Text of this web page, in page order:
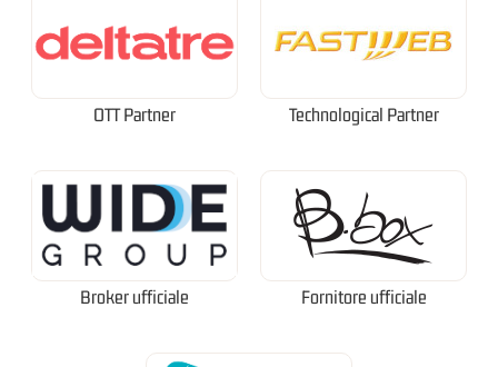
OTT Partner Technological Partner
Broker ufficiale Fornitore ufficiale